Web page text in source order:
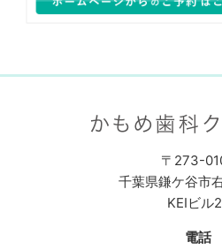
〒273-
千葉県鎌ケ谷市
KEIビル
電話